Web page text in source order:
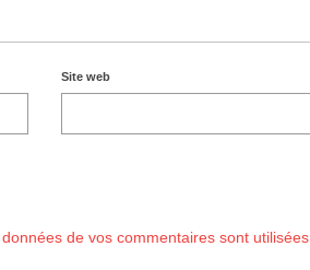
Site web
de vos commentaires sont utilisées